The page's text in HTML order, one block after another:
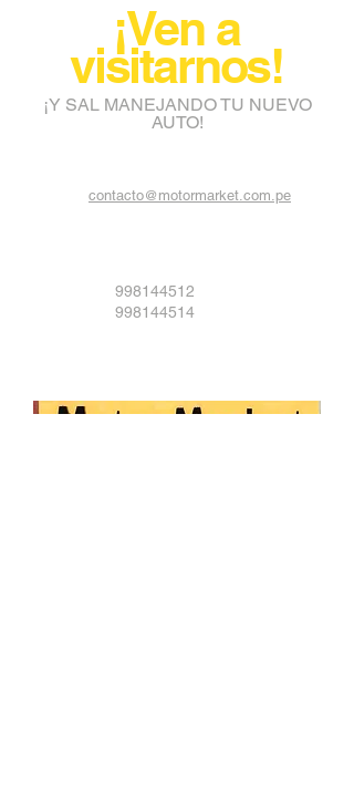
¡Ven a
visitarnos!
¡Y SAL MANEJANDO TU NUEVO
AUTO!
contacto@motormarket.com.pe
998144512
998144514